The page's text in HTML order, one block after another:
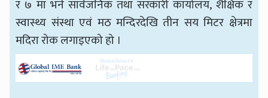
र ७ मा भने सार्वजनिक तथा सरकारी कार्यालय, शैक्षिक र
स्वास्थ्य संस्था एवं मठ मन्दिरदेखि तीन सय मिटर क्षेत्रमा
मदिरा रोक लगाइएको हो ।